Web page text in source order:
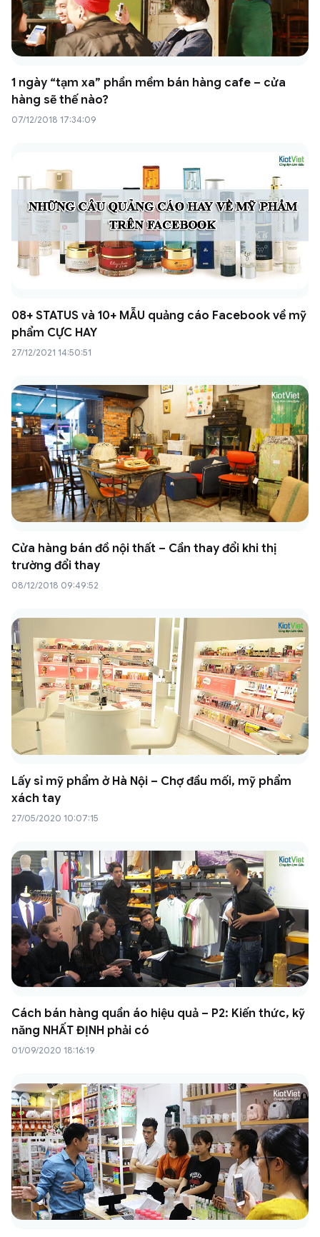
1 ngày “tạm xa” phần mềm bán hàng cafe – cửa
hàng sẽ thế nào?
07/12/2018 17:34:09
08+ STATUS và 10+ MẪU quảng cáo Facebook về mỹ
phẩm CỰC HAY
27/12/2021 14:50:51
Cửa hàng bán đồ nội thất – Cần thay đổi khi thị
trường đổi thay
08/12/2018 09:49:52
Lấy sỉ mỹ phẩm ở Hà Nội – Chợ đầu mối, mỹ phẩm
xách tay
27/05/2020 10:07:15
Cách bán hàng quần áo hiệu quả – P2: Kiến thức, kỹ
năng NHẤT ĐỊNH phải có
01/09/2020 18:16:19